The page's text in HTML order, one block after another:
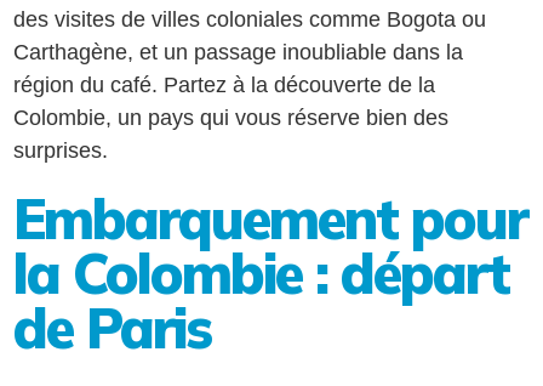
des visites de villes coloniales comme Bogota ou
Carthagène, et un passage inoubliable dans la
région du café. Partez à la découverte de la
Colombie, un pays qui vous réserve bien des
surprises.
Embarquement pour
la Colombie : départ
de Paris